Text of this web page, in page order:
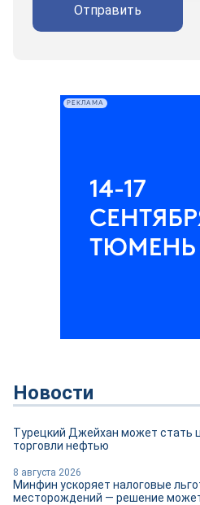
Отправить
РЕКЛАМА
Новости
Турецкий Джейхан может стать
торговли нефтью
8 августа 2026
Минфин ускоряет налоговые
месторождений — решение